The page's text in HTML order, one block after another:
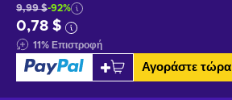
9,99 $-92%
0,78 $
11% Επιστροφή
Αγοράστε τώρα